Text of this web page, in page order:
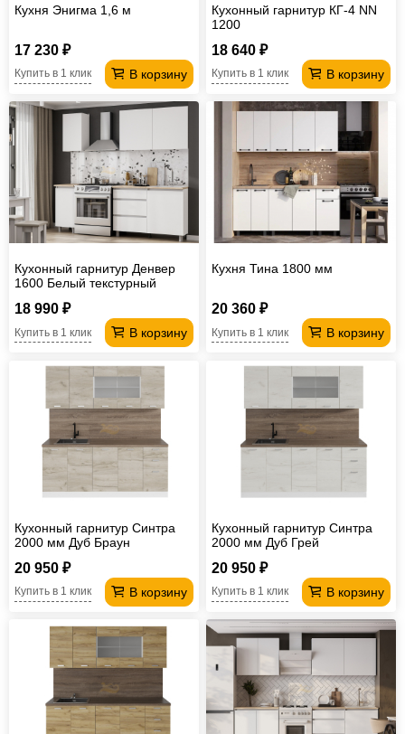
Кухня Энигма 1,6 м
17 230 ₽
В корзину
Купить в 1 клик
Кухонный гарнитур КГ-4 NN
1200
18 640 ₽
В корзину
Купить в 1 клик
Кухонный гарнитур Денвер
1600 Белый текстурный
18 990 ₽
В корзину
Купить в 1 клик
Кухня Тина 1800 мм
20 360 ₽
В корзину
Купить в 1 клик
Кухонный гарнитур Синтра
2000 мм Дуб Браун
20 950 ₽
В корзину
Купить в 1 клик
Кухонный гарнитур Синтра
2000 мм Дуб Грей
20 950 ₽
В корзину
Купить в 1 клик